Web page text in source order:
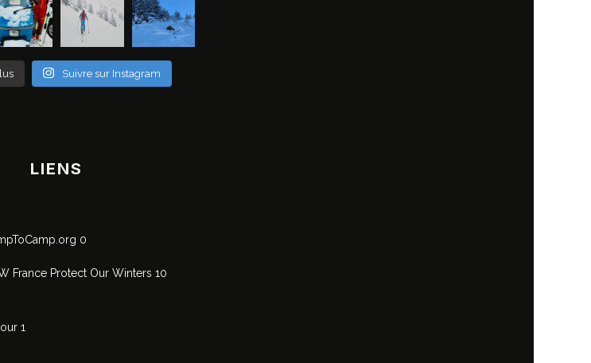
Suivre sur Instagram
LIENS
0
France Protect Our Winters 10
1